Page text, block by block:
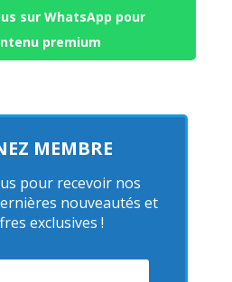
sur WhatsApp pour
premium
MEMBRE
pour recevoir nos
nouveautés et
exclusives !